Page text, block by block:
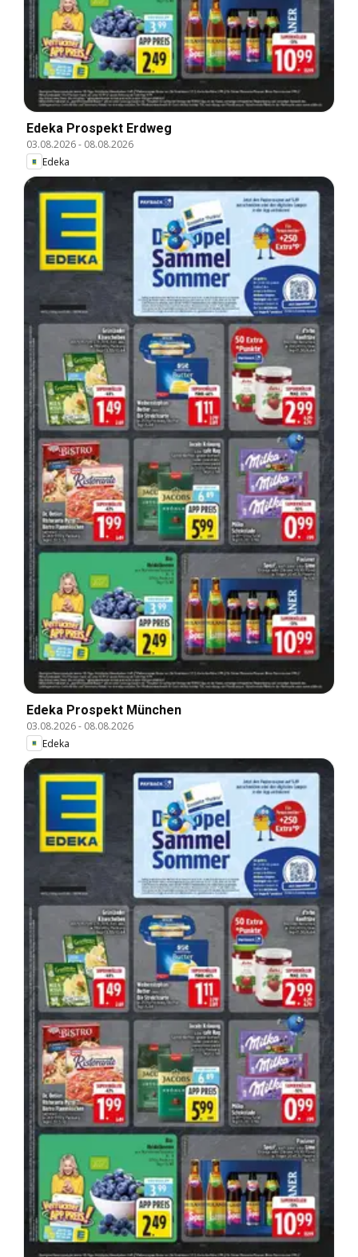
Edeka Prospekt Erdweg
03.08.2026- 08.08.2026
Edeka
Edeka Prospekt München
03.08.2026- 08.08.2026
Edeka